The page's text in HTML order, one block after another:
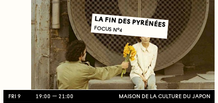
LA FIN DES PYRÉNÉES
FOCUS N°4
FRI 9 19:00 21:00 MAISON DE LA CULTURE DU JAPON